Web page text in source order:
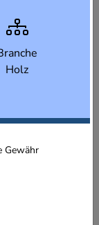
Holz
Gewähr